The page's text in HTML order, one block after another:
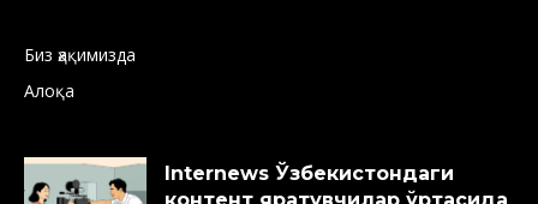
Биз ҳақимизда
Алоқа
Internews Ўзбекистондаги